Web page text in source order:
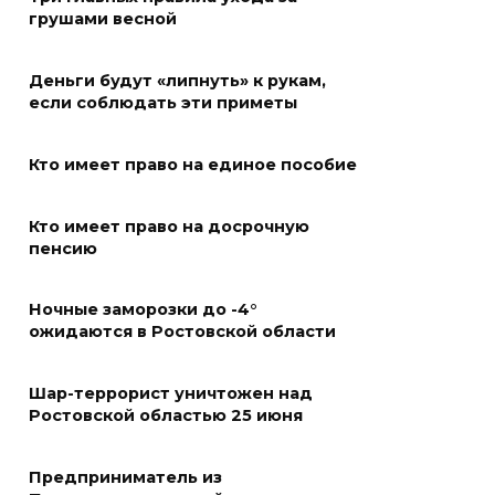
осквернивших стелу
«Освободителям Ростова»
07 августа 2026 20:12
Ростовской области призвала
07 августа 2026 19:39
Сап-фестиваль, ночной забег
и турниры: как в Ростове
грушами весной
Деньги будут «липнуть» к рукам,
если соблюдать эти приметы
Кто имеет право на единое пособие
Кто имеет право на досрочную
пенсию
Ночные заморозки до -4°
ожидаются в Ростовской области
Шар-террорист уничтожен над
Ростовской областью 25 июня
Предприниматель из